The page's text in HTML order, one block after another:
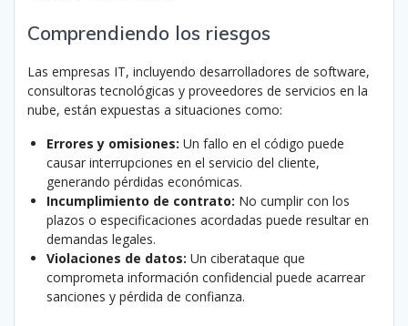
Comprendiendo los riesgos
Las empresas IT, incluyendo desarrolladores de software,
consultoras tecnológicas y proveedores de servicios en la
nube, están expuestas a situaciones como:
Errores y omisiones: Un fallo en el código puede
causar interrupciones en el servicio del cliente,
generando pérdidas económicas.
Incumplimiento de contrato: No cumplir con los
plazos o especificaciones acordadas puede resultar en
demandas legales.
Violaciones de datos: Un ciberataque que
comprometa información confidencial puede acarrear
sanciones y pérdida de confianza.